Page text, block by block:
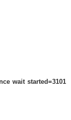
wait started=3101